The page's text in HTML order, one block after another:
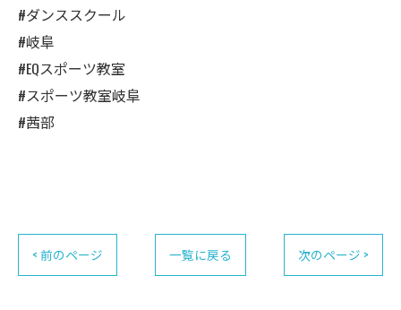
#ダンススクール
#岐阜
#EQスポーツ教室
#スポーツ教室岐阜
#茜部
< 前のページ 一覧に戻る 次のページ >